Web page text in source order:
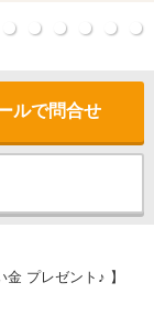
ルで問合せ
プレゼント♪ 】